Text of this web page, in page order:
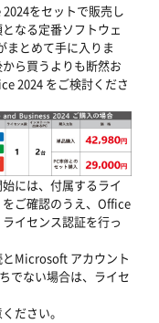
をセットで販売し
なる定番ソフトウェ
とめて手に入りま
ら買うよりも断然お
2024 をご検討くださ
には、付属するライ
ご確認のうえ、Office
イセンス認証を行っ
Microsoft アカウント
でない場合は、ライセ
ださい。